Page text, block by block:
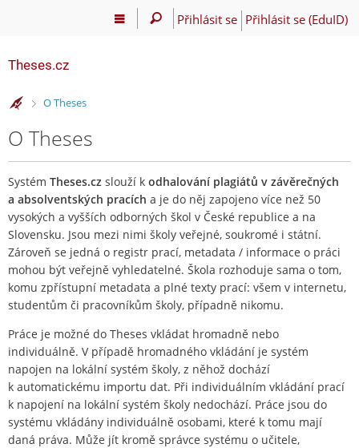
Přihlásit se Přihlásit se (EduID)
Theses.cz
>
O Theses
O Theses
Systém Theses.cz slouží k odhalování plagiátů v závěrečných
a absolventských pracích a je do něj zapojeno více než 50
vysokých a vyšších odborných škol v České republice a na
Slovensku. Jsou mezi nimi školy veřejné, soukromé i státní.
Zároveň se jedná o registr prací, metadata / informace o práci
mohou být veřejně vyhledatelné. Škola rozhoduje sama o tom,
komu zpřístupní metadata a plné texty prací: všem v internetu,
studentům či pracovníkům školy, případně nikomu.
Práce je možné do Theses vkládat hromadně nebo
individuálně. V případě hromadného vkládání je systém
napojen na lokální systém školy, z něhož dochází
k automatickému importu dat. Při individuálním vkládání prací
k napojení na lokální systém školy nedochází. Práce jsou do
systému vkládány individuálně osobami, které k tomu mají
daná práva. Může jít kromě správce systému o učitele,